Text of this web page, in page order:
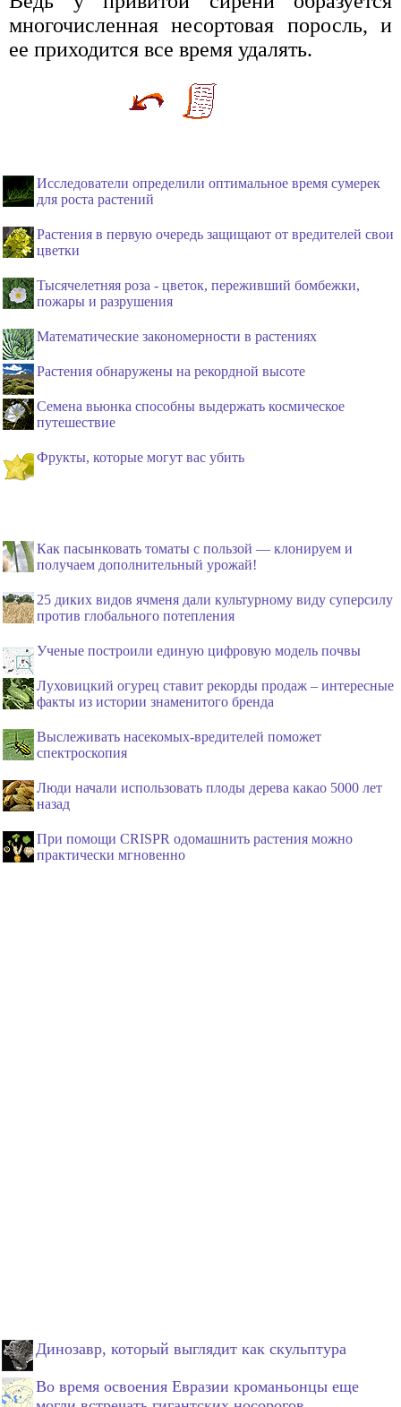
многочисленная несортовая поросль, и
ее приходится все время удалять.
Исследователи определили оптимальное время сумерек
для роста растений
Растения в первую очередь защищают от вредителей свои
цветки
Тысячелетняя роза - цветок, переживший бомбежки,
пожары и разрушения
Математические закономерности в растениях
Растения обнаружены на рекордной высоте
Семена вьюнка способны выдержать космическое
путешествие
Фрукты, которые могут вас убить
Как пасынковать томаты с пользой — клонируем и
получаем дополнительный урожай!
25 диких видов ячменя дали культурному виду суперсилу
против глобального потепления
Ученые построили единую цифровую модель почвы
Луховицкий огурец ставит рекорды продаж – интересные
факты из истории знаменитого бренда
Выслеживать насекомых-вредителей поможет
спектроскопия
Люди начали использовать плоды дерева какао 5000 лет
назад
При помощи CRISPR одомашнить растения можно
практически мгновенно
Динозавр, который выглядит как скульптура
Во время освоения Евразии кроманьонцы еще